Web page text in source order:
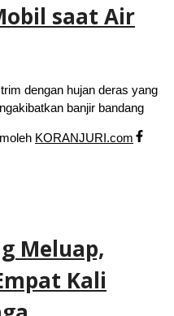
saat Air
dengan hujan deras yang
banjir bandang
oleh KORANJURI.com
Meluap,
Kali